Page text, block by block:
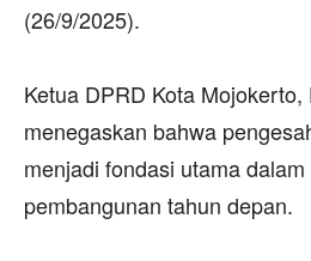
(26/9/2025).
‎Ketua DPRD Kota
menegaskan bahwa
menjadi fondasi utama
pembangunan tahun depan.